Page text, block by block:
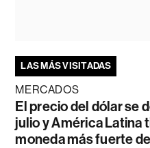
LAS MÁS VISITADAS
MERCADOS
El precio del dólar se
julio y América Latina
moneda más fuerte